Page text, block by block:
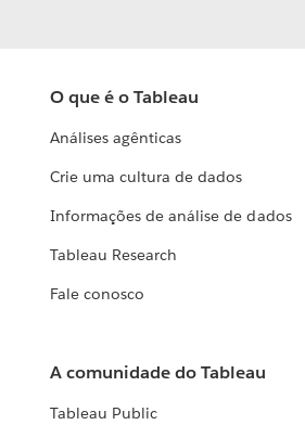
O que é o Tableau
Análises agênticas
Crie uma cultura de dados
Informações de análise de dados
Tableau Research
Fale conosco
A comunidade do Tableau
Tableau Public